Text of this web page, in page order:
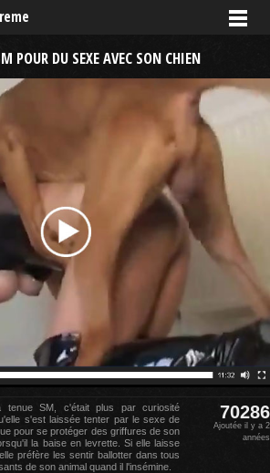
POUR DU SEXE AVEC SON CHIEN
tenue SM, c'était plus par curiosité
s'est laissée tenter par le sexe de
pour se protéger des griffures de son
la baise en levrette. Si elle laisse
préfère les sentir ballotter dans tous
de son animal quand il l'insémine.
70286
Ajoutée il y a 2
années